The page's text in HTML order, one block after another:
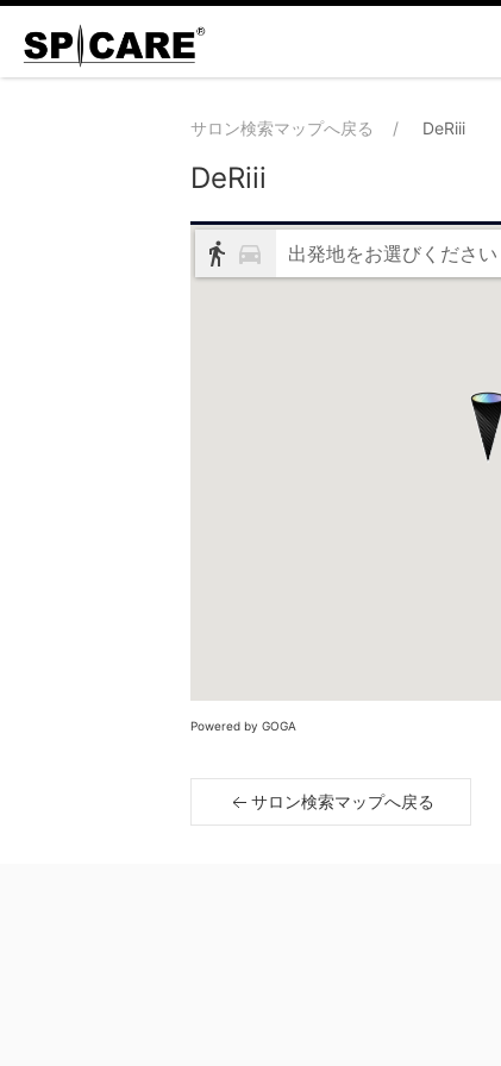
サロン検索マップへ戻る DeRiii
DeRiii
出発地をお選びください
Powered by GOGA
サロン検索マップへ戻る